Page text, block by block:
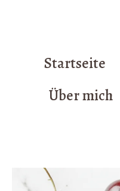
Startseite
Über mich